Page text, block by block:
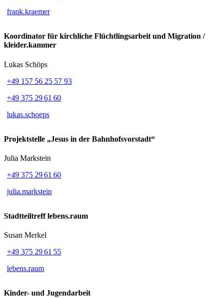
frank.kraemer
Koordinator für kirchliche Flüchtlingsarbeit und Migration /
kleider.kammer
Lukas Schöps
+49 157 56 25 57 93
+49 375 29 61 60
lukas.schoeps
Projektstelle „Jesus in der Bahnhofsvorstadt“
Julia Markstein
+49 375 29 61 60
julia.markstein
Stadtteiltreff lebens.raum
Susan Merkel
+49 375 29 61 55
lebens.raum
Kinder- und Jugendarbeit